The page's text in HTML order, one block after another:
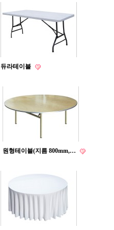
듀라테이블
원형테이블(지름 800mm,…